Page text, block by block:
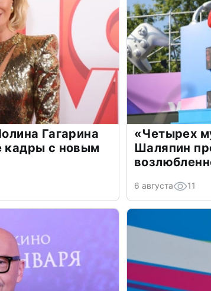
Гагарина
кадры с новым
«Четырех
Шаляпин
6 августа 11